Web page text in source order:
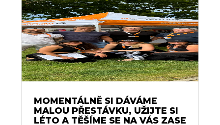
MOMENTÁLNĚ SI DÁVÁME
MALOU PŘESTÁVKU, UŽIJTE SI
LÉTO A TĚŠÍME SE NA VÁS ZASE